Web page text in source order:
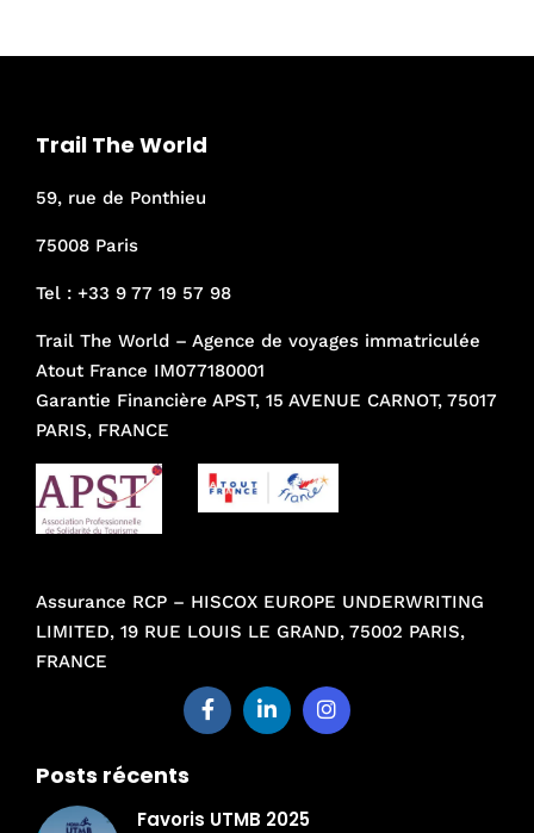
Trail The World
59, rue de Ponthieu
75008 Paris
Tel : +33 9 77 19 57 98
Trail The World – Agence de voyages immatriculée
Atout France IM077180001
Garantie Financière APST, 15 AVENUE CARNOT, 75017
PARIS, FRANCE
Assurance RCP – HISCOX EUROPE UNDERWRITING
LIMITED, 19 RUE LOUIS LE GRAND, 75002 PARIS,
FRANCE
Posts récents
Favoris UTMB 2025